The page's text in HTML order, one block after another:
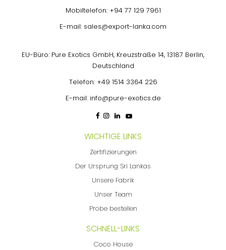
Mobiltelefon: +94 77 129 7961
E-mail: sales@export-lanka.com
EU-Büro: Pure Exotics GmbH, Kreuzstraße 14, 13187 Berlin,
Deutschland
Telefon: +49 1514 3364 226
E-mail: info@pure-exotics.de
WICHTIGE LINKS
Zertifizierungen
Der Ursprung Sri Lankas
Unsere Fabrik
Unser Team
Probe bestellen
SCHNELL-LINKS
Coco House